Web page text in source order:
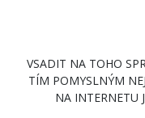
contentVSADIT NA TOHO
TÍM POMYSLNÝM
NA INTERNETU